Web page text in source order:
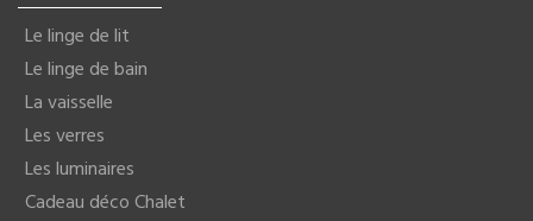
Le linge de lit
Le linge de bain
La vaisselle
Les verres
Les luminaires
Cadeau déco Chalet